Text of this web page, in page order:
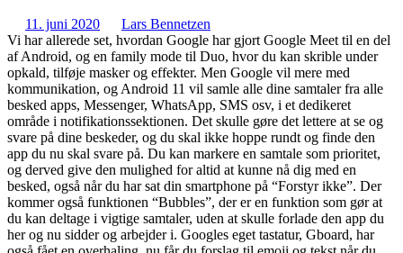
11. juni 2020
Lars Bennetzen
Vi har allerede set, hvordan Google har gjort Google Meet til en del
af Android, og en family mode til Duo, hvor du kan skrible under
opkald, tilføje masker og effekter. Men Google vil mere med
kommunikation, og Android 11 vil samle alle dine samtaler fra alle
besked apps, Messenger, WhatsApp, SMS osv, i et dedikeret
område i notifikationssektionen. Det skulle gøre det lettere at se og
svare på dine beskeder, og du skal ikke hoppe rundt og finde den
app du nu skal svare på. Du kan markere en samtale som prioritet,
og derved give den mulighed for altid at kunne nå dig med en
besked, også når du har sat din smartphone på “Forstyr ikke”. Der
kommer også funktionen “Bubbles”, der er en funktion som gør at
du kan deltage i vigtige samtaler, uden at skulle forlade den app du
her og nu sidder og arbejder i. Googles eget tastatur, Gboard, har